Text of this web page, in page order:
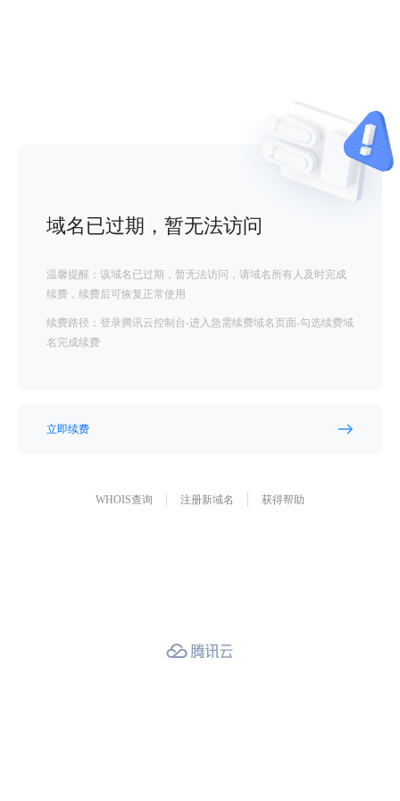
域名已过期，暂无法访问
温馨提醒：该域名已过期，暂无法访问，请域名所有人及时完成
续费，续费后可恢复正常使用
续费路径：登录腾讯云控制台-进入急需续费域名页面-勾选续费域
名完成续费
立即续费
WHOIS查询 注册新域名 获得帮助